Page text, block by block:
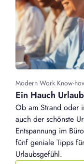
Modern Work Know-
Ein Hauch
Ob am Strand oder
auch der schönste
Entspannung im
fünf geniale Tipps
Urlaubsgefühl.